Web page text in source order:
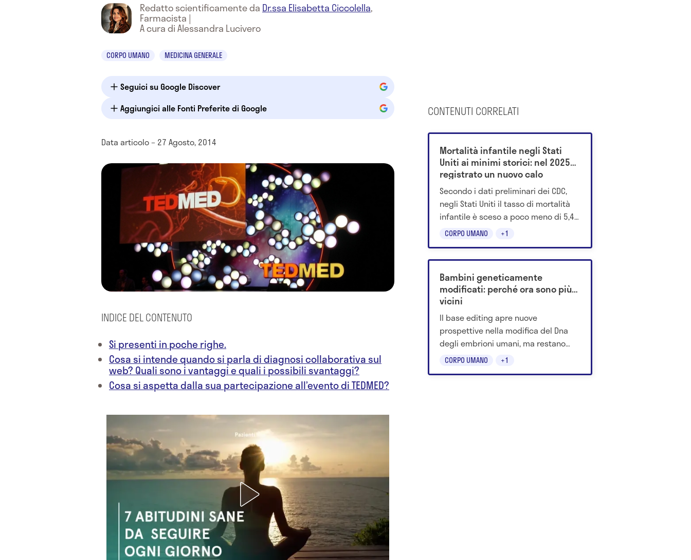
Redatto scientificamente da Dr.ssa Elisabetta Ciccolella,
Farmacista |
A cura di Alessandra Lucivero
CORPO UMANO MEDICINA GENERALE
Seguici su Google Discover
Aggiungici alle Fonti Preferite di Google
Data articolo – 27 Agosto, 2014
INDICE DEL CONTENUTO
Si presenti in poche righe.
Cosa si intende quando si parla di diagnosi collaborativa sul
web? Quali sono i vantaggi e quali i possibili svantaggi?
Cosa si aspetta dalla sua partecipazione all’evento di TEDMED?
CONTENUTI CORRELATI
CORPO UMANO +1
Mortalità infantile negli Stati
Uniti ai minimi storici: nel 2025
registrato un nuovo calo
Secondo i dati preliminari dei CDC,
negli Stati Uniti il tasso di mortalità
infantile è sceso a poco meno di 5,4
decessi ogni 1.000 nati vivi. Scopri
CORPO UMANO +1
Bambini geneticamente
modificati: perché ora sono più
vicini
Il base editing apre nuove
prospettive nella modifica del Dna
degli embrioni umani, ma restano
dubbi su sicurezza, mosaicismo e